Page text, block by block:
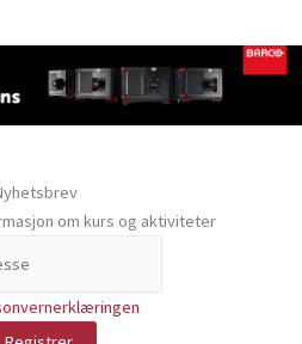
om kurs og aktiviteter